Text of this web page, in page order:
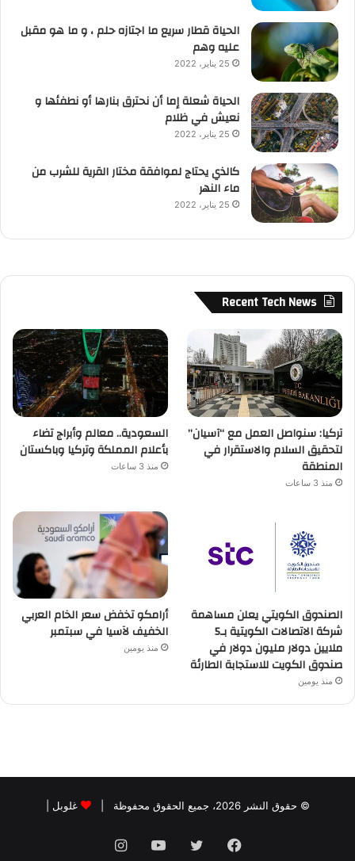
الحياة قطار سريع ما اجتازه حلم ، و ما هو مقبل
عليه وهم
25 يناير، 2022
الحياة شعلة إما أن نحترق بنارها أو نطفئها و
نعيش في ظلام
25 يناير، 2022
كالذي يحتاج لموافقة مختار القرية للشرب من
ماء النهر
25 يناير، 2022
Recent Tech News
تركيا: سنواصل العمل مع “آسيان”
لتحقيق السلام والاستقرار في
المنطقة
منذ 3 ساعات
السعودية.. معالم وأبراج تضاء
بأعلام المملكة وتركيا وباكستان
منذ 3 ساعات
الصندوق الكويتي يعلن مساهمة
شركة الاتصالات الكويتية بـ5
ملايين دولار مليون دولار في
صندوق الكويت للاستجابة الطارئة
منذ يومين
أرامكو تخفض سعر الخام العربي
الخفيف لآسيا في سبتمبر
منذ يومين
© حقوق النشر 2026، جميع الحقوق محفوظة | غلوبل
فيسبوك تويتر يوتيوب